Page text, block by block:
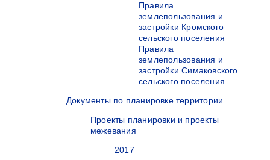
Правила
землепользования и
застройки Кромского
сельского поселения
Правила
землепользования и
застройки Симаковского
сельского поселения
Документы по планировке территории
Проекты планировки и проекты
межевания
2017